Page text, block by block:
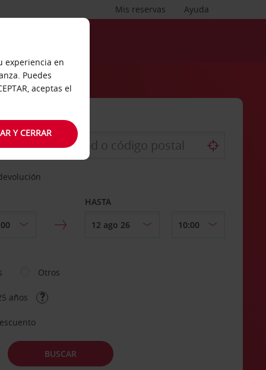
Ayuda
Mis reservas
HASTA
Otros
años
BUSCAR
experiencia en
Puedes
aceptas el
Y CERRAR